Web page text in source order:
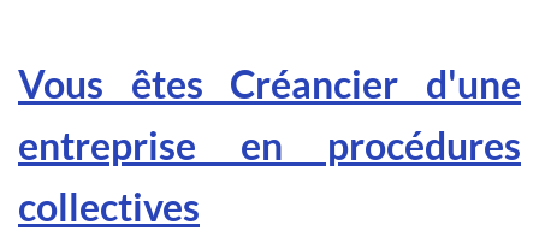
Vous êtes Créancier d'une
entreprise en procédures
collectives